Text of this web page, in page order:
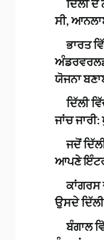
ਦਿੱਲੀ ਦੇ
ਸੀ,
ਭਾਰਤ
ਯੋਜਨਾ
ਦਿੱਲੀ
ਜਾਂਚ
ਜਦੋਂ
ਆਪਣੇ
ਕਾਂਗਰਸ
ਉਸਦੇ
ਬੰਗਾਲ